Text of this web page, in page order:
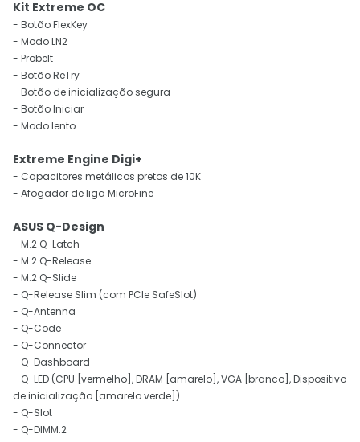
Kit Extreme OC
- Botão FlexKey
- Modo LN2
- ProbeIt
- Botão ReTry
- Botão de inicialização segura
- Botão Iniciar
- Modo lento
Extreme Engine Digi+
- Capacitores metálicos pretos de 10K
- Afogador de liga MicroFine
ASUS Q-Design
- M.2 Q-Latch
- M.2 Q-Release
- M.2 Q-Slide
- Q-Release Slim (com PCIe SafeSlot)
- Q-Antenna
- Q-Code
- Q-Connector
- Q-Dashboard
- Q-LED (CPU [vermelho], DRAM [amarelo], VGA [branco], Dispositivo
de inicialização [amarelo verde])
- Q-Slot
- Q-DIMM.2